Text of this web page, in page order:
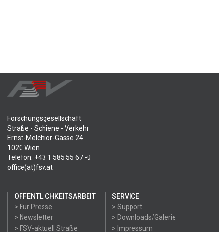
Forschungsgesellschaft
Straße - Schiene - Verkehr
Ernst-Melchior-Gasse 24
1020 Wien
Telefon: +43 1 585 55 67 -0
office(at)fsv.at
ÖFFENTLICHKEITSARBEIT
> Für Presse
> Newsletter
> FSV-aktuell Straße
SERVICE
> Support
> Downloads/Galerie
> Impressum